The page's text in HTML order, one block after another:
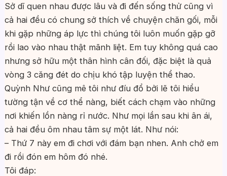
Sở dĩ quen nhau được lâu và đi đến sống thử cũng vì
cả hai đều có chung sở thích về chuyện chăn gối, mỗi
khi gặp những áp lực thì chúng tôi luôn muốn gặp gỡ
rồi lao vào nhau thật mãnh liệt. Em tuy không quá cao
nhưng sở hữu một thân hình cân đối, đặc biệt là quả
vòng 3 căng đét do chịu khó tập luyện thể thao.
Quỳnh Như cũng mê tôi như đíu đổ bởi lẽ tôi hiểu
tường tận về cơ thể nàng, biết cách chạm vào những
nơi khiến lồn nàng rỉ nước. Như mọi lần sau khi ân ái,
cả hai đều ôm nhau tâm sự một lát. Như nói:
– Thứ 7 này em đi chơi với đám bạn nhen. Anh chở em
đi rồi đón em hôm đó nhé.
Tôi đáp: